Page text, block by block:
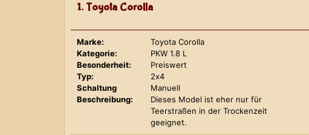
1. Toyota Corolla
Marke:
Toyota Corolla
Kategorie:
PKW 1.8 L
Besonderheit:
Preiswert
Typ:
2x4
Schaltung
Manuell
Beschreibung:
Dieses Model ist eher nur für
Teerstraßen in der Trockenzeit
geeignet.